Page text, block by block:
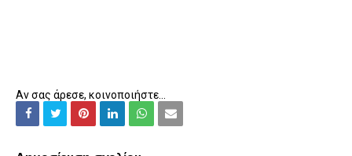
Αν σας άρεσε, κοινοποιήστε...